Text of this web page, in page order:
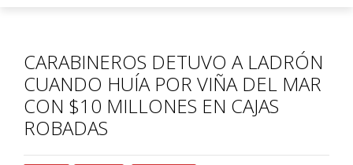
CARABINEROS DETUVO A LADRÓN
CUANDO HUÍA POR VIÑA DEL MAR
CON $10 MILLONES EN CAJAS
ROBADAS